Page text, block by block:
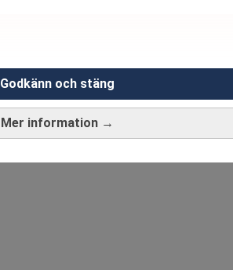
Mer information →
Godkänn och stäng